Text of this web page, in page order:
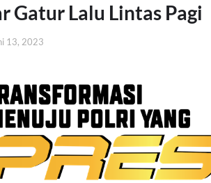
Gatur Lalu Lintas Pagi
13, 2023